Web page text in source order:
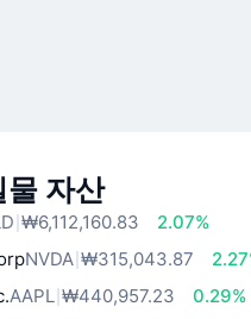
물 자산
₩6,112,160.83
2.07%
NVDA ₩315,043.87
AAPL ₩440,957.23
0.29%